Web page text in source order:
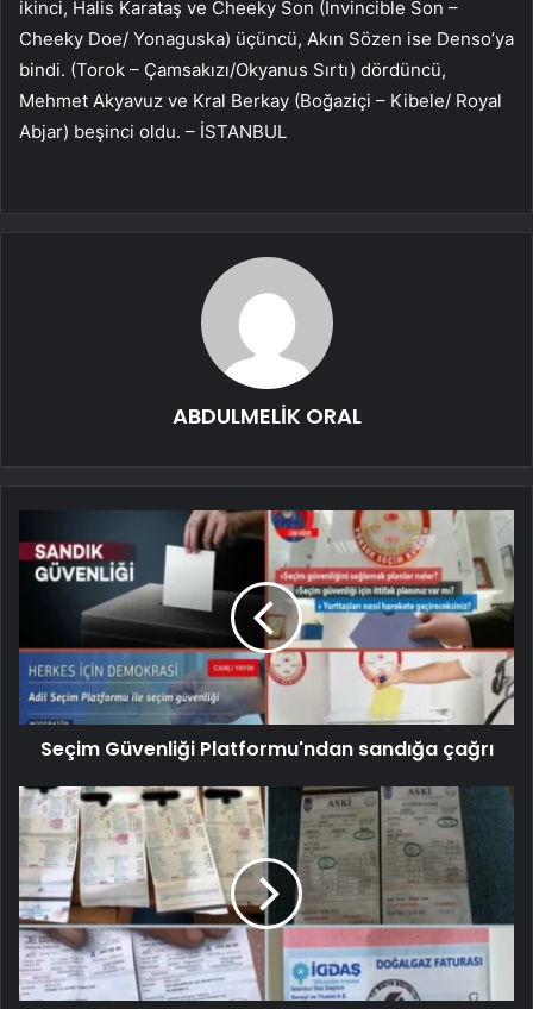
ikinci, Halis Karataş ve Cheeky Son (Invincible Son –
Cheeky Doe/ Yonaguska) üçüncü, Akın Sözen ise Denso’ya
bindi. (Torok – Çamsakızı/Okyanus Sırtı) dördüncü,
Mehmet Akyavuz ve Kral Berkay (Boğaziçi – Kibele/ Royal
Abjar) beşinci oldu. – İSTANBUL
ABDULMELİK ORAL
Seçim Güvenliği Platformu'ndan sandığa çağrı